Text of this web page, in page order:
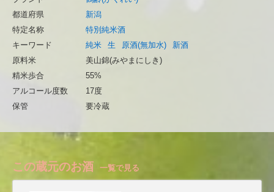
都道府県
新潟
特定名称
特別純米酒
キーワード
純米 生 原酒(無加水)
新酒
原料米
美山錦(みやまにしき)
精米歩合
55%
アルコール度数
17度
保管
要冷蔵
この蔵元のお酒 一覧で見る